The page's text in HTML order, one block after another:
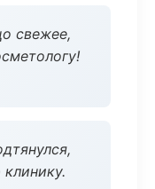
свежее,